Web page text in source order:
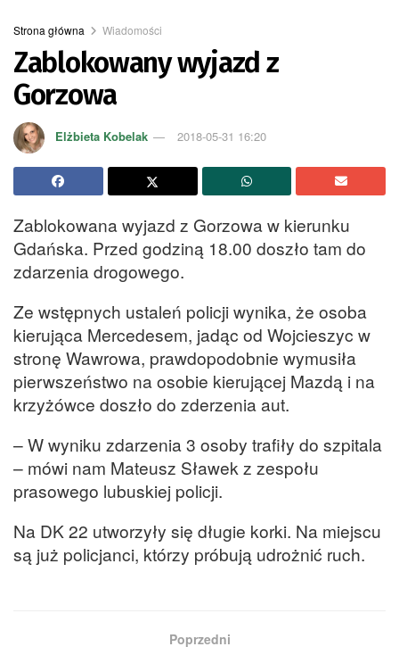
Strona główna Wiadomości
Zablokowany wyjazd z
Gorzowa
Elżbieta Kobelak 2018-05-31 16:20
Zablokowana wyjazd z Gorzowa w kierunku
Gdańska. Przed godziną 18.00 doszło tam do
zdarzenia drogowego.
Ze wstępnych ustaleń policji wynika, że osoba
kierująca Mercedesem, jadąc od Wojcieszyc w
stronę Wawrowa, prawdopodobnie wymusiła
pierwszeństwo na osobie kierującej Mazdą i na
krzyżówce doszło do zderzenia aut.
– W wyniku zdarzenia 3 osoby trafiły do szpitala
– mówi nam Mateusz Sławek z zespołu
prasowego lubuskiej policji.
Na DK 22 utworzyły się długie korki. Na miejscu
są już policjanci, którzy próbują udrożnić ruch.
Poprzedni